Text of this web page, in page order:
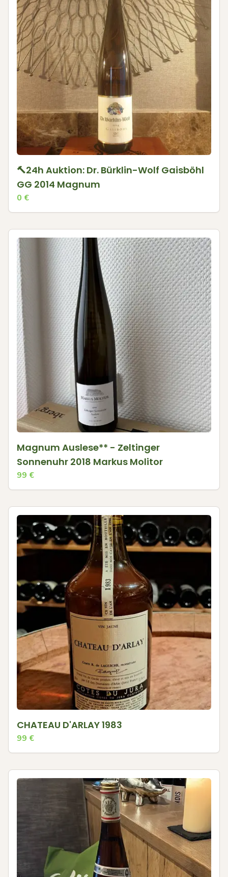
🔨24h Auktion: Dr. Bürklin-Wolf Gaisböhl
GG 2014 Magnum
0 €
Magnum Auslese** - Zeltinger
Sonnenuhr 2018 Markus Molitor
99 €
CHATEAU D'ARLAY 1983
99 €